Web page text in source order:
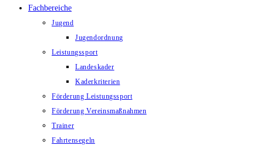
Fachbereiche
Jugend
Jugendordnung
Leistungssport
Landeskader
Kaderkriterien
Förderung Leistungssport
Förderung Vereinsmaßnahmen
Trainer
Fahrtensegeln